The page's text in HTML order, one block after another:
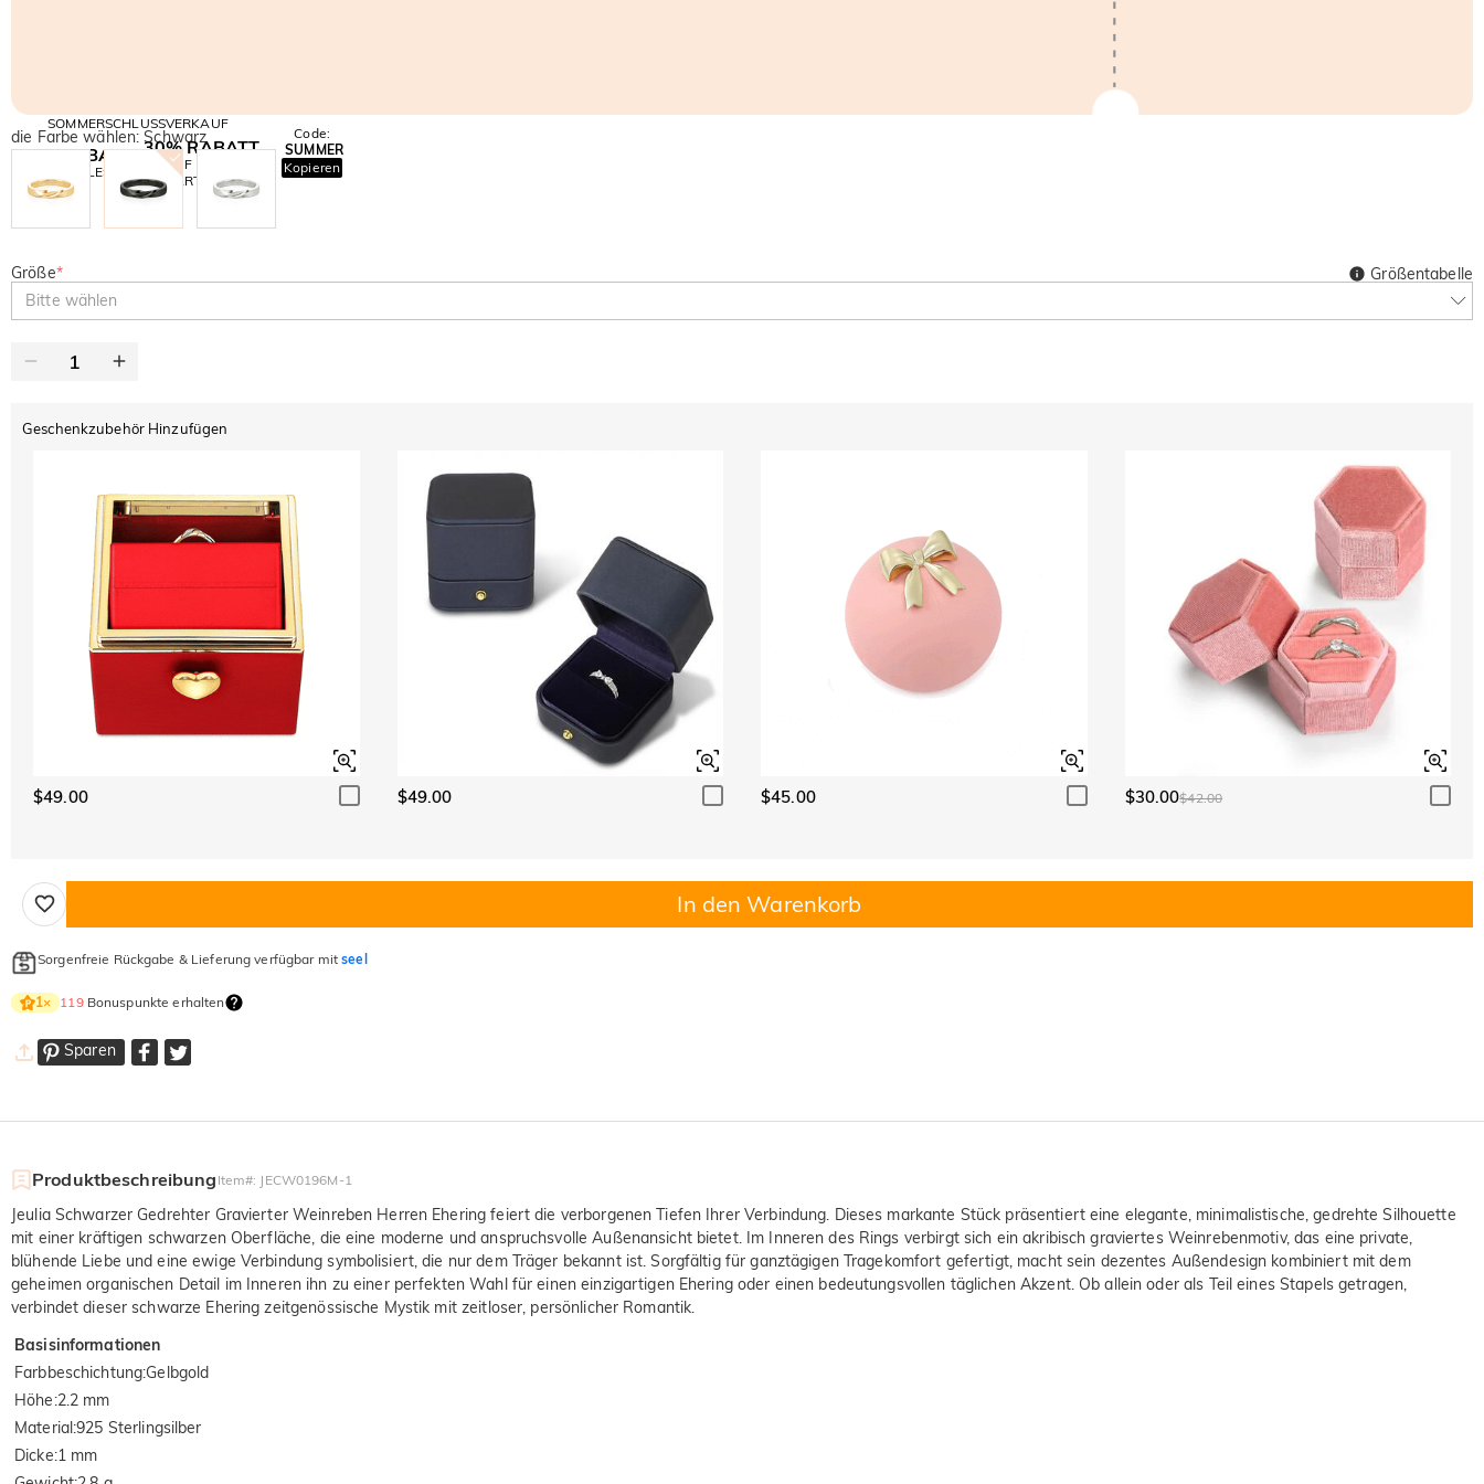
SOMMERSCHLUSSVERKAUF
10% RABATT
AUF ALLES
30% RABATT
AUF DEN 2.
ARTIKEL
Code:
SUMMER
Kopieren
die Farbe wählen: Schwarz
Größe*
Bitte wählen
Größentabelle
Geschenkzubehör Hinzufügen
$49.00 $49.00 $45.00 $30.00$42.00
In den Warenkorb
Sorgenfreie Rückgabe & Lieferung verfügbar mitseel
1× 119Bonuspunkte erhalten
Sparen
Produktbeschreibung Item#: JECW0196M-1
Jeulia Schwarzer Gedrehter Gravierter Weinreben Herren Ehering feiert die verborgenen Tiefen Ihrer Verbindung. Dieses markante Stück präsentiert eine elegante, minimalistische, gedrehte Silhouette
mit einer kräftigen schwarzen Oberfläche, die eine moderne und anspruchsvolle Außenansicht bietet. Im Inneren des Rings verbirgt sich ein akribisch graviertes Weinrebenmotiv, das eine private,
blühende Liebe und eine ewige Verbindung symbolisiert, die nur dem Träger bekannt ist. Sorgfältig für ganztägigen Tragekomfort gefertigt, macht sein dezentes Außendesign kombiniert mit dem
geheimen organischen Detail im Inneren ihn zu einer perfekten Wahl für einen einzigartigen Ehering oder einen bedeutungsvollen täglichen Akzent. Ob allein oder als Teil eines Stapels getragen,
verbindet dieser schwarze Ehering zeitgenössische Mystik mit zeitloser, persönlicher Romantik.
Basisinformationen
Farbbeschichtung:Gelbgold
Höhe:2.2 mm
Material:925 Sterlingsilber
Dicke:1 mm